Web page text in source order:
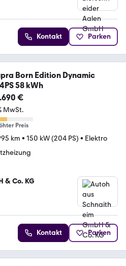
Kontakt Parken
Born Edition Dynamic
58 kWh
€
MwSt.
Preis
km • 150 kW (204 PS) • Elektro
& Co. KG
Kontakt Parken